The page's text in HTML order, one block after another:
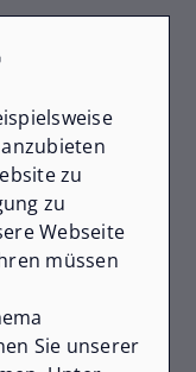
€ / Monat
mit2
beliebten
zu
zu
Webseite
müssen
Sie unserer